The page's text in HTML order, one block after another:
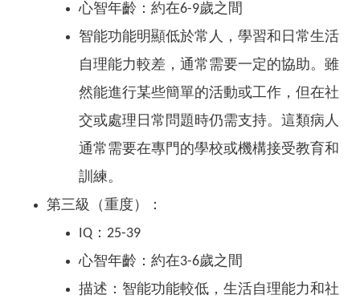
心智年齡：約在6-9歲之間
智能功能明顯低於常人，學習和日常生活
自理能力較差，通常需要一定的協助。雖
然能進行某些簡單的活動或工作，但在社
交或處理日常問題時仍需支持。這類病人
通常需要在專門的學校或機構接受教育和
訓練。
第三級（重度）：
IQ：25-39
心智年齡：約在3-6歲之間
描述：智能功能較低，生活自理能力和社